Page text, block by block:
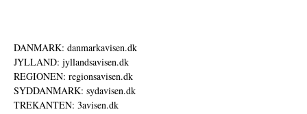
DANMARK: danmarkavisen.dk
JYLLAND: jyllandsavisen.dk
REGIONEN: regionsavisen.dk
SYDDANMARK: sydavisen.dk
TREKANTEN: 3avisen.dk